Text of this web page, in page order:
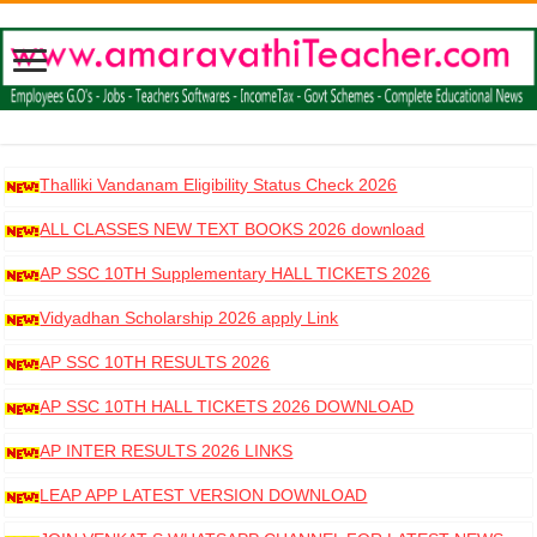
Thalliki Vandanam Eligibility Status Check 2026
ALL CLASSES NEW TEXT BOOKS 2026 download
AP SSC 10TH Supplementary HALL TICKETS 2026
DOWNLOAD
Vidyadhan Scholarship 2026 apply Link
AP SSC 10TH RESULTS 2026
AP SSC 10TH HALL TICKETS 2026 DOWNLOAD
AP INTER RESULTS 2026 LINKS
LEAP APP LATEST VERSION DOWNLOAD